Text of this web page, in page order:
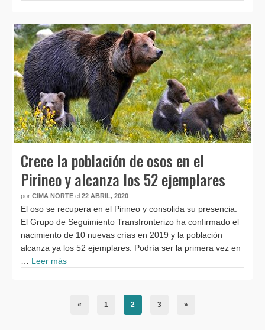
Crece la población de osos en el
Pirineo y alcanza los 52 ejemplares
por CIMA NORTE el 22 ABRIL, 2020
El oso se recupera en el Pirineo y consolida su presencia.
El Grupo de Seguimiento Transfronterizo ha confirmado el
nacimiento de 10 nuevas crías en 2019 y la población
alcanza ya los 52 ejemplares. Podría ser la primera vez en
Leer más
« 1 2 3 »